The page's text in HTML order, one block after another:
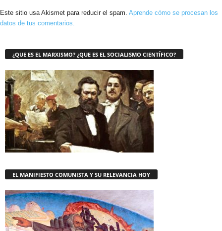
Este sitio usa Akismet para reducir el spam. Aprende cómo se procesan los
datos de tus comentarios.
¿QUE ES EL MARXISMO? ¿QUE ES EL SOCIALISMO CIENTÍFICO?
EL MANIFIESTO COMUNISTA Y SU RELEVANCIA HOY